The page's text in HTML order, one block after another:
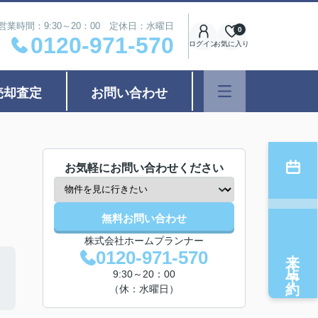
業時間：9:30～20：00 定休日：水曜日
0120-971-570 ログインお気に入り
0
却査定 お問い合わせ
お気軽にお問い合わせください
無料お問い合わせ
株式会社ホームプランナー
0120-971-570
9:30～20：00
（休：水曜日）
来店予約